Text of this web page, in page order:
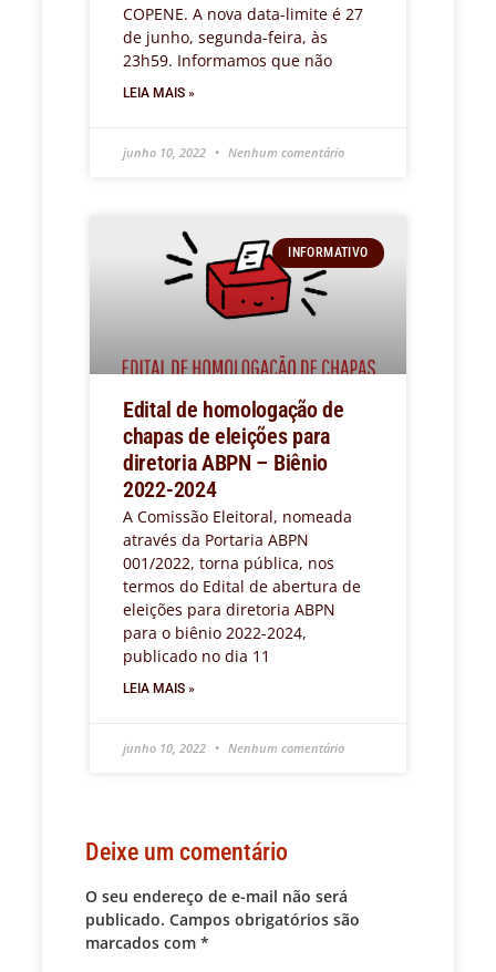
COPENE. A nova data-limite é 27
de junho, segunda-feira, às
23h59. Informamos que não
LEIA MAIS »
junho 10, 2022 Nenhum comentário
INFORMATIVO
Edital de homologação de
chapas de eleições para
diretoria ABPN – Biênio
2022-2024
A Comissão Eleitoral, nomeada
através da Portaria ABPN
001/2022, torna pública, nos
termos do Edital de abertura de
eleições para diretoria ABPN
para o biênio 2022-2024,
publicado no dia 11
LEIA MAIS »
junho 10, 2022 Nenhum comentário
Deixe um comentário
O seu endereço de e-mail não será
publicado. Campos obrigatórios são
marcados com *